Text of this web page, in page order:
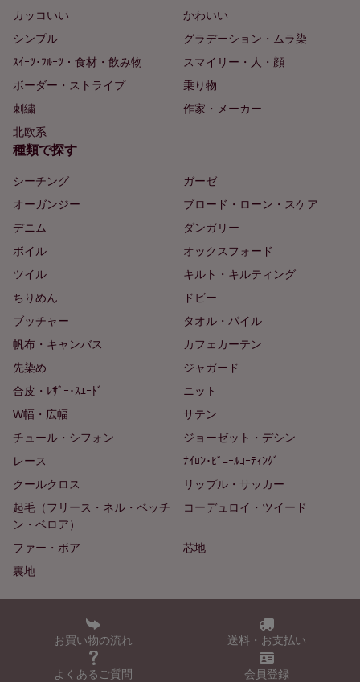
カッコいい
かわいい
シンプル
グラデーション・ムラ染
ｽｲｰﾂ･ﾌﾙｰﾂ・食材・飲み物
スマイリー・人・顔
ボーダー・ストライプ
乗り物
刺繍
作家・メーカー
北欧系
種類で探す
シーチング
ガーゼ
オーガンジー
ブロード・ローン・スケア
デニム
ダンガリー
ボイル
オックスフォード
ツイル
キルト・キルティング
ちりめん
ドビー
ブッチャー
タオル・パイル
帆布・キャンバス
カフェカーテン
先染め
ジャガード
合皮・ﾚｻﾞｰ･ｽｴｰﾄﾞ
ニット
W幅・広幅
サテン
チュール・シフォン
ジョーゼット・デシン
レース
ﾅｲﾛﾝ･ﾋﾞﾆｰﾙｺｰﾃｨﾝｸﾞ
クールクロス
リップル・サッカー
起毛（フリース・ネル・ベッチ
ン・ベロア）
コーデュロイ・ツイード
ファー・ボア
芯地
裏地
お買い物の流れ 送料・お支払い
よくあるご質問 会員登録